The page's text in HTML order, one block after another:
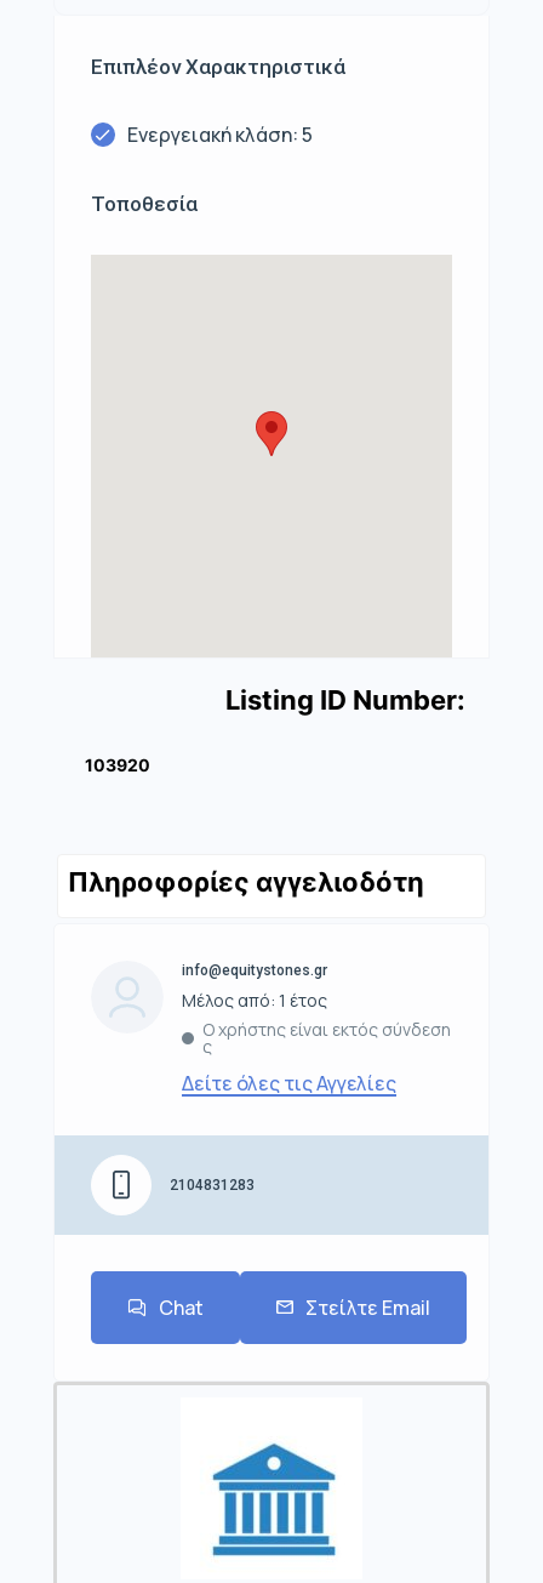
Επιπλέον Χαρακτηριστικά
Ενεργειακή κλάση: 5
Τοποθεσία
Listing ID Number:
103920
Πληροφορίες αγγελιοδότη
info@equitystones.gr
Μέλος από: 1 έτος
Ο χρήστης είναι εκτός σύνδεση
ς
Δείτε όλες τις Αγγελίες
2104831283
Chat Στείλτε Email